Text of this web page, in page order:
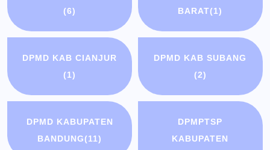
(6)
BARAT(1)
DPMD KAB CIANJUR
(1)
DPMD KAB SUBANG
(2)
DPMD KABUPATEN
BANDUNG(11)
DPMPTSP
KABUPATEN